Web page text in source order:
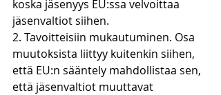
koska jäsenyys EU:ssa velvoittaa
jäsenvaltiot siihen.
2. Tavoitteisiin mukautuminen. Osa
muutoksista liittyy kuitenkin siihen,
että EU:n sääntely mahdollistaa sen,
että jäsenvaltiot muuttavat